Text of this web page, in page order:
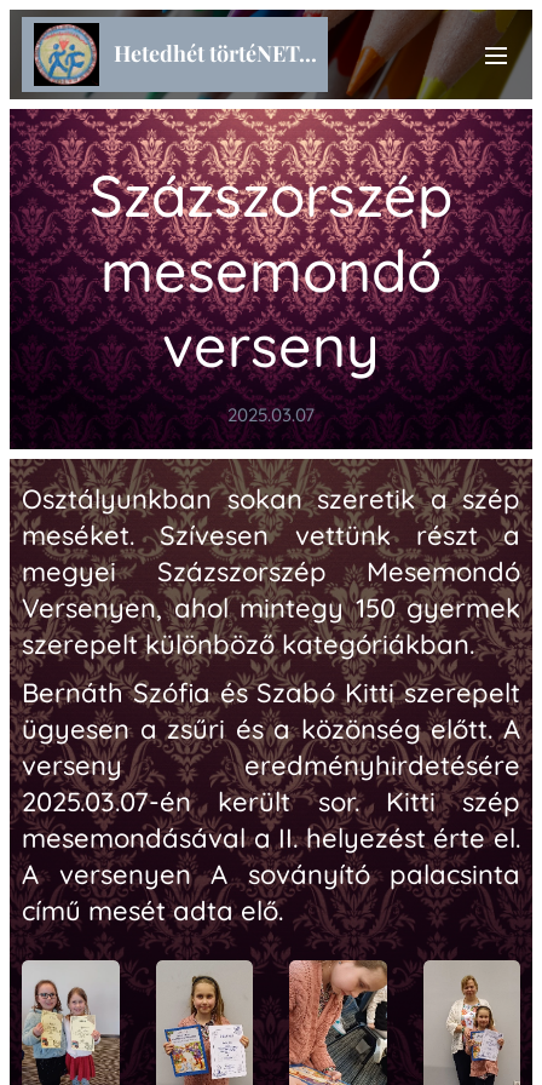
Hetedhét törtéNET...
Százszorszép
mesemondó
verseny
2025.03.07
Osztályunkban sokan szeretik a szép
meséket. Szívesen vettünk részt a
megyei Százszorszép Mesemondó
Versenyen, ahol mintegy 150 gyermek
szerepelt különböző kategóriákban.
Bernáth Szófia és Szabó Kitti szerepelt
ügyesen a zsűri és a közönség előtt. A
verseny eredményhirdetésére
2025.03.07-én került sor. Kitti szép
mesemondásával a II. helyezést érte el.
A versenyenA soványító palacsinta
című mesét adta elő.